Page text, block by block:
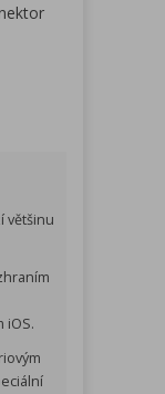
většinu
iOS.